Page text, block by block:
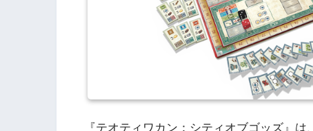
『テオティワカン：シティオブゴッズ』は、